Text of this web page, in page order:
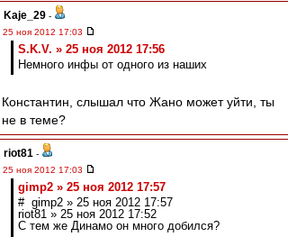
Kaje_29 -
25 ноя 2012 17:03
S.K.V. » 25 ноя 2012 17:56
Немного инфы от одного из наших
Константин, слышал что Жано может уйти, ты
не в теме?
riot81 -
25 ноя 2012 17:03
gimp2 » 25 ноя 2012 17:57
# gimp2 » 25 ноя 2012 17:57
riot81 » 25 ноя 2012 17:52
С тем же Динамо он много добился?